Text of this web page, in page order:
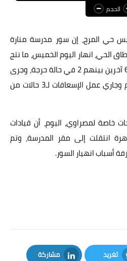
عالم المرأة
فن وثقافة
أخبار مصر
أخبار عربية
أخبار العالم
الحجم
حي المرج، إن سور مدرسة منارة
الحي، انهار اليوم الخميس، ما نتج
عنه وفاة أحد الطلاب وإصابة 6 آخرين بينهم 2 في حالة حرجة، وجرى
نقلهم إلى مستشفي السلام وجاري عمل الإسعافات لـ3 حالات من
خاصة لمصراوي، اليوم، أن قيادات
انتقلت إلى مقر المدرسة، وتم
أسباب انهيار السور.
تغريد مشاركة